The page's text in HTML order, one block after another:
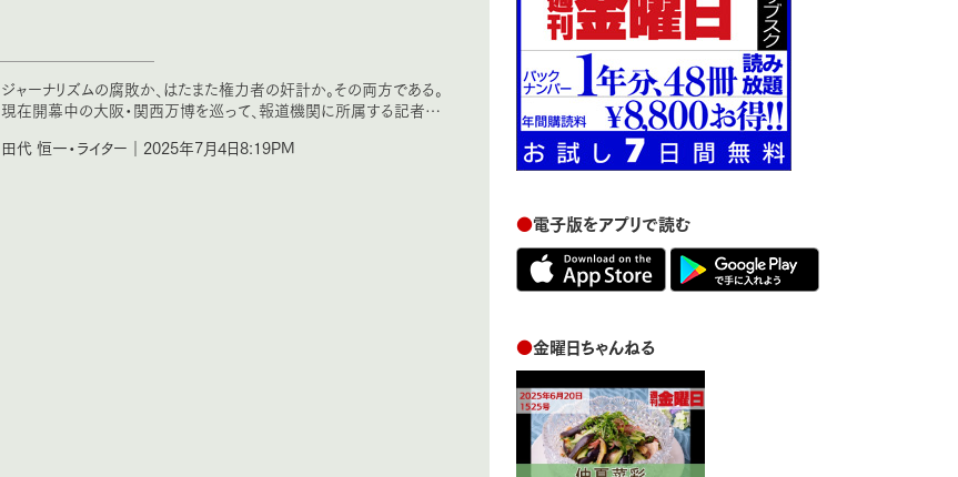
ジャーナリズムの腐敗か、はたまた権力者の奸計か。その両方である。
現在開幕中の大阪・関西万博を巡って、報道機関に所属する記者…
田代 恒一・ライター｜2025年7月4日8:19PM
●電子版をアプリで読む
●金曜日ちゃんねる